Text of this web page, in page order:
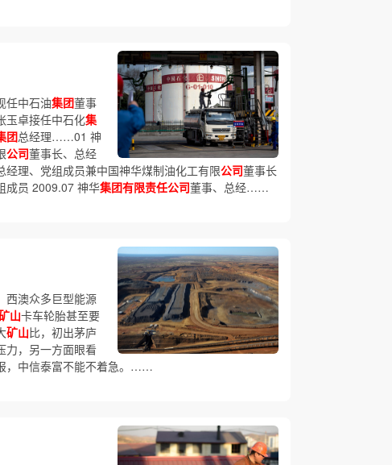
任中石油集团董事
玉卓接任中石化集
团总经理……01 神
公司董事长、总经
经理、党组成员兼中国神华煤制油化工有限公司董事长
成员 2009.07 神华集团有限责任公司董事、总经……
西澳众多巨型能源
山卡车轮胎甚至要
矿山比，初出茅庐
力，另一方面眼看
，中信泰富不能不着急。……